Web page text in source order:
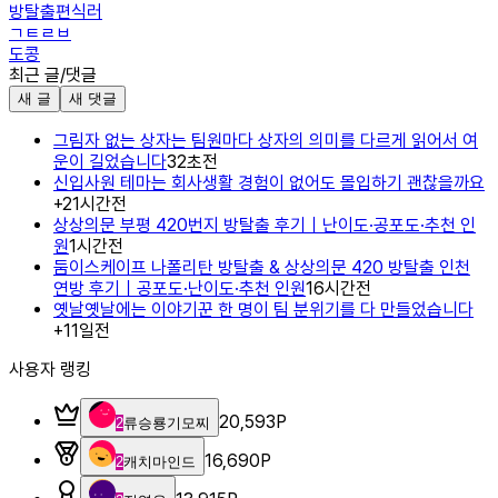
방탈출편식러
ㄱㅌㄹㅂ
도콩
최근 글/댓글
새 글 새 댓글
그림자 없는 상자는 팀원마다 상자의 의미를 다르게 읽어서 여
운이 길었습니다32초전
신입사원 테마는 회사생활 경험이 없어도 몰입하기 괜찮을까요
+21시간전
상상의문 부평 420번지 방탈출 후기｜난이도·공포도·추천 인
원1시간전
둠이스케이프 나폴리탄 방탈출 & 상상의문 420 방탈출 인천
연방 후기｜공포도·난이도·추천 인원16시간전
옛날옛날에는 이야기꾼 한 명이 팀 분위기를 다 만들었습니다
+11일전
사용자 랭킹
2류승룡기모찌 20,593P
2캐치마인드 16,690P